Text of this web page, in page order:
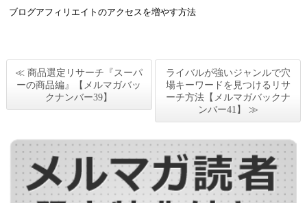
ブログアフィリエイトのアクセスを増やす方法
≪ 商品選定リサーチ『スーパ
ーの商品編』【メルマガバッ
クナンバー39】
ライバルが強いジャンルで穴
場キーワードを見つけるリサ
ーチ方法【メルマガバックナ
ンバー41】 ≫